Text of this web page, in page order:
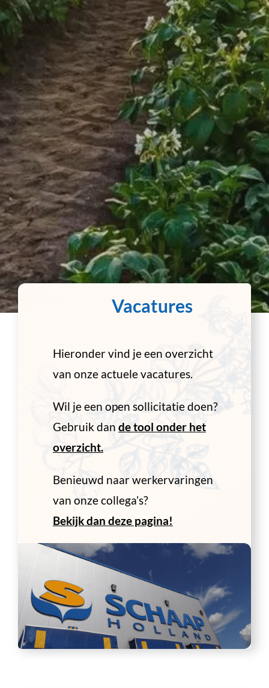
Vacatures
Hieronder vind je een overzicht
van onze actuele vacatures.
Wil je een open sollicitatie doen?
Gebruik dan de tool onder het
overzicht.
Benieuwd naar werkervaringen
van onze collega’s?
Bekijk dan deze pagina!